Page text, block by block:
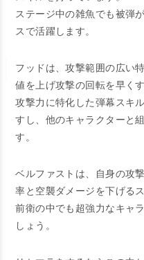
ステージ中の雑魚でも被弾
スで活躍します。
フッドは、攻撃範囲の広い
値を上げ攻撃の回転を早く
攻撃力に特化した弾幕スキ
すし、他のキャラクターと
す。
ベルファストは、自身の攻
率と空襲ダメージを下げる
前衛の中でも超強力なキャ
しょう。